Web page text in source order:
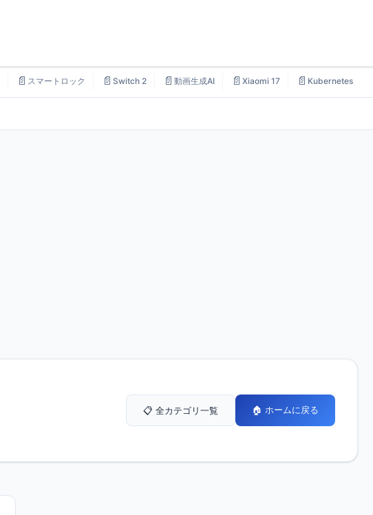
📄 スマートロック 📄 Switch 2 📄 動画生成AI 📄 Xiaomi 17 📄 Kubernetes
📋 全カテゴリ一覧 🏠 ホームに戻る